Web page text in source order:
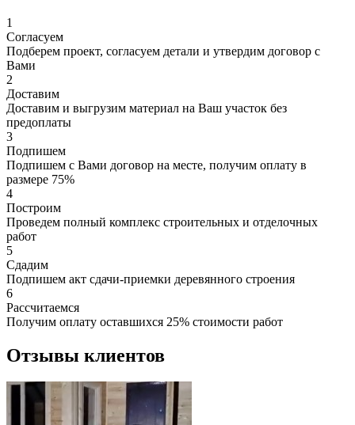
1
Согласуем
Подберем проект, согласуем детали и утвердим договор с
Вами
2
Доставим
Доставим и выгрузим материал на Ваш участок без
предоплаты
3
Подпишем
Подпишем с Вами договор на месте, получим оплату в
размере 75%
4
Построим
Проведем полный комплекс строительных и отделочных
работ
5
Сдадим
Подпишем акт сдачи-приемки деревянного строения
6
Рассчитаемся
Получим оплату оставшихся 25% стоимости работ
Отзывы клиентов